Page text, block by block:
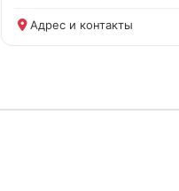
Адрес и контакты